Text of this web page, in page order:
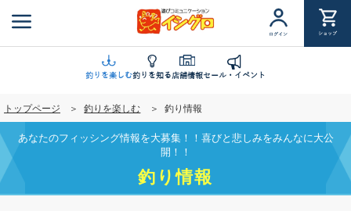
ン
に
移
動
ログイン ショップ
釣りを楽しむ釣りを知る店舗情報セール・イベント
トップページ 釣りを楽しむ 釣り情報
あなたのフィッシング情報を大募集！！喜びと悲しみをみんなに大公
開！！
釣り情報